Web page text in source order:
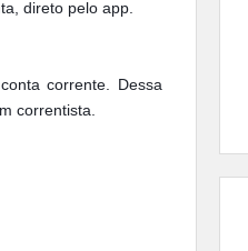
direto pelo app.
corrente. Dessa
correntista.